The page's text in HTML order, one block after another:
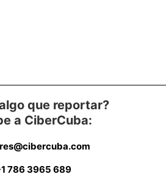
que reportar?
a CiberCuba:
786 3965 689